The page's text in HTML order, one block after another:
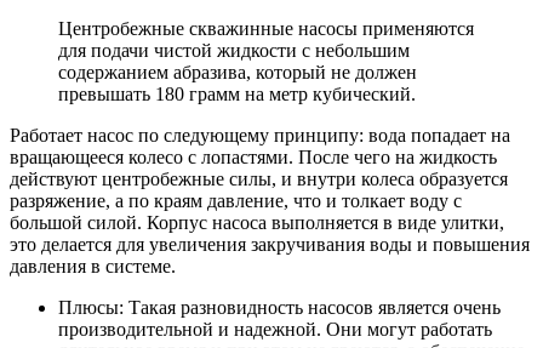
Центробежные скважинные насосы применяются
для подачи чистой жидкости с небольшим
содержанием абразива, который не должен
превышать 180 грамм на метр кубический.
Работает насос по следующему принципу: вода попадает на
вращающееся колесо с лопастями. После чего на жидкость
действуют центробежные силы, и внутри колеса образуется
разряжение, а по краям давление, что и толкает воду с
большой силой. Корпус насоса выполняется в виде улитки,
это делается для увеличения закручивания воды и повышения
давления в системе.
Плюсы: Такая разновидность насосов является очень
производительной и надежной. Они могут работать